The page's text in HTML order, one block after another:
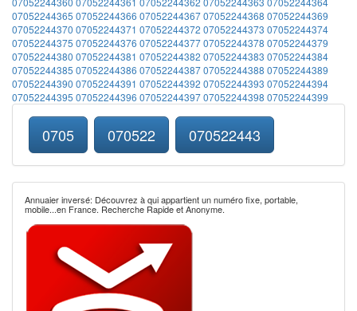
07052244365 07052244366 0705224436707052244368 07052244369
07052244370 07052244371 07052244372 07052244373 07052244374
07052244375 07052244376 0705224437707052244378 07052244379
07052244380 07052244381 07052244382 07052244383 07052244384
07052244385 07052244386 0705224438707052244388 07052244389
07052244390 07052244391 07052244392 07052244393 07052244394
07052244395 07052244396 0705224439707052244398 07052244399
0705 070522 070522443
Annuaier inversé: Découvrez à qui appartient un numéro fixe, portable,
mobile...en France. Recherche Rapide et Anonyme.